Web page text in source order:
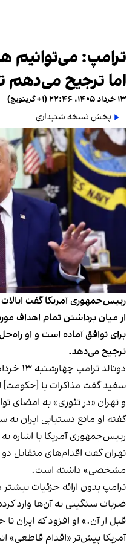
ترامپ: می‌توانیم
اما ترجیح می‌دهم
۱۳ خرداد ۱۴۰۵، ۲۲:۴۶ (‎+۱ گرینویچ)
پخش نسخه شنیداری
رییس‌جمهوری آمریکا گفت
از میان برداشتن تمام اهداف
برای توافق آماده است و او
ترجیح می‌دهد.
دونالد
سفید گفت مذاکرات با [حکومت]
و تهران «در تئوری» به امضای
گفته او مانع دستیابی ایران
رییس‌جمهوری آمریکا با اشاره
تهران گفت اقدام‌های متقابل
مشخصی» داشته است.
ترامپ بدون ارائه جزئیات
ضربات سنگینی به آن‌ها وارد
قبل از آن.» او افزود که ایران
آمریکا پیش‌تر «اقدام قاطعی»